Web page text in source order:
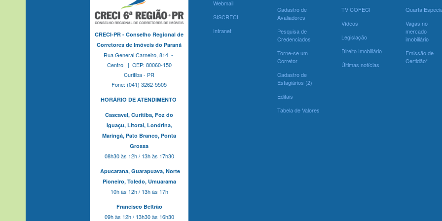
CRECI-PR - Conselho Regional de
Corretores de Imóveis do Paraná
Rua General Carneiro, 814 -
Centro | CEP: 80060-150
Curitiba - PR
Fone: (041) 3262-5505
HORÁRIO DE ATENDIMENTO
Cascavel, Curitiba, Foz do
Iguaçu, Litoral, Londrina,
Maringá, Pato Branco, Ponta
Grossa
08h30 às 12h / 13h às 17h30
Apucarana, Guarapuava, Norte
Pioneiro, Toledo, Umuarama
10h às 12h / 13h às 17h
Francisco Beltrão
09h às 12h / 13h30 às 16h30
Webmail
SISCRECI
Intranet
Cadastro de
Avaliadores
Pesquisa de
Credenciados
Torne-se um
Corretor
Cadastro de
Estagiários (2)
Editais
Tabela de Valores
TV COFECI
Vídeos
Legislação
Direito Imobiliário
Últimas notícias
Quarta
Vagas no
mercado
imobiliário
Emissão de
Certidão*